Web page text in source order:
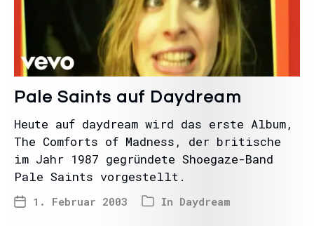
Pale Saints auf Daydream
Heute auf daydream wird das erste Album,
The Comforts of Madness, der britische
im Jahr 1987 gegründete Shoegaze-Band
Pale Saints vorgestellt.
1. Februar 2003 In Daydream